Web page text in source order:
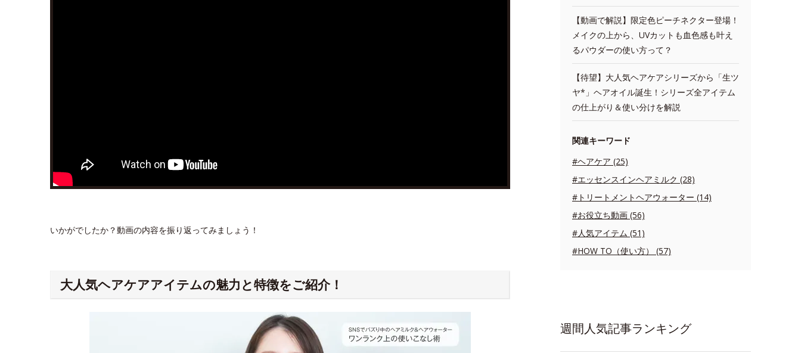
いかがでしたか？動画の内容を振り返ってみましょう！
大人気ヘアケアアイテムの魅力と特徴をご紹介！
【動画で解説】限定色ピーチネクター登場！
メイクの上から、UVカットも血色感も叶え
るパウダーの使い方って？
【待望】大人気ヘアケアシリーズから「生ツ
ヤ*」ヘアオイル誕生！シリーズ全アイテム
の仕上がり＆使い分けを解説
関連キーワード
#ヘアケア (25)
#エッセンスインヘアミルク (28)
#トリートメントヘアウォーター (14)
#お役立ち動画 (56)
#人気アイテム (51)
#HOW TO（使い方） (57)
週間人気記事ランキング